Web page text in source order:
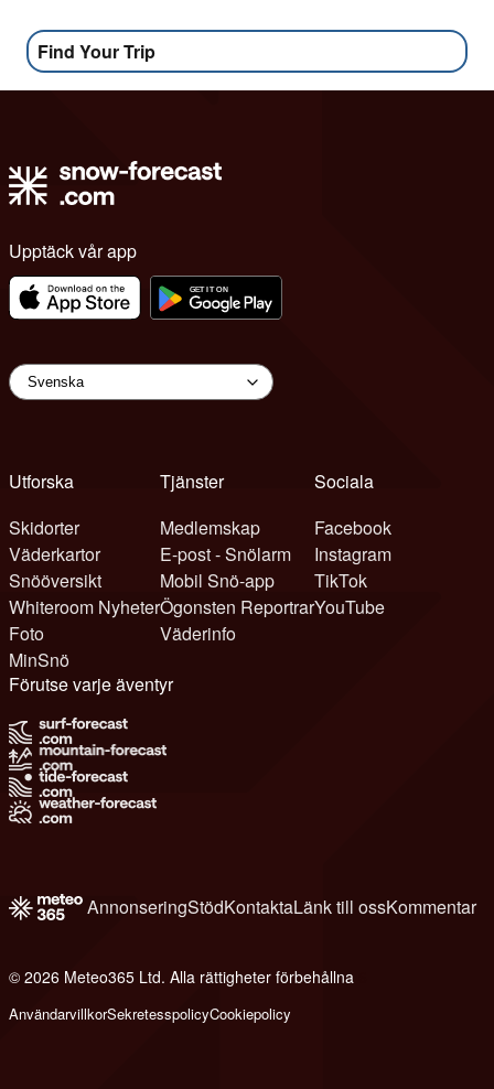
Find Your Trip
Upptäck vår app
Utforska
Skidorter
Väderkartor
Snööversikt
Whiteroom Nyheter
Foto
MinSnö
Tjänster
Medlemskap
E-post - Snölarm
Mobil Snö-app
Ögonsten Reportrar
Väderinfo
Sociala
Facebook
Instagram
TikTok
YouTube
Förutse varje äventyr
AnnonseringStödKontaktaLänk till ossKommentar
© 2026 Meteo365 Ltd. Alla rättigheter förbehållna
AnvändarvillkorSekretesspolicyCookiepolicy